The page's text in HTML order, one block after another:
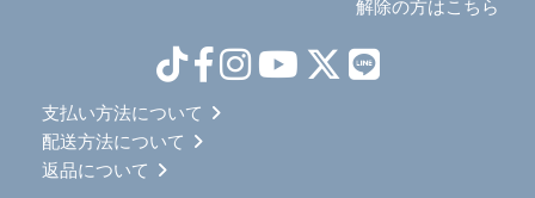
解除の方はこちら
支払い方法について
配送方法について
返品について